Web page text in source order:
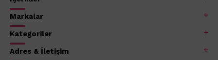
Markalar
Kategoriler
Adres & İletişim